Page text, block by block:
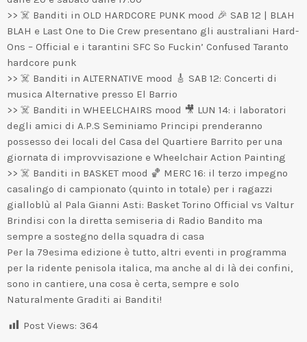
>> ☠️ Banditi in OLD HARDCORE PUNK mood 🎉 SAB 12 | BLAH
BLAH e Last One to Die Crew presentano gli australiani Hard-
Ons – Official e i tarantini SFC So Fuckin’ Confused Taranto
hardcore punk
>> ☠️ Banditi in ALTERNATIVE mood 🎸 SAB 12: Concerti di
musica Alternative presso El Barrio
>> ☠️ Banditi in WHEELCHAIRS mood 🎥 LUN 14: i laboratori
degli amici di A.P.S Seminiamo Principi prenderanno
possesso dei locali del Casa del Quartiere Barrito per una
giornata di improvvisazione e Wheelchair Action Painting
>> ☠️ Banditi in BASKET mood 🏀 MERC 16: il terzo impegno
casalingo di campionato (quinto in totale) per i ragazzi
gialloblù al Pala Gianni Asti: Basket Torino Official vs Valtur
Brindisi con la diretta semiseria di Radio Bandito ma
sempre a sostegno della squadra di casa
Per la 79esima edizione è tutto, altri eventi in programma
per la ridente penisola italica, ma anche al di là dei confini,
sono in cantiere, una cosa è certa, sempre e solo
Naturalmente Graditi ai Banditi!
Post Views: 364